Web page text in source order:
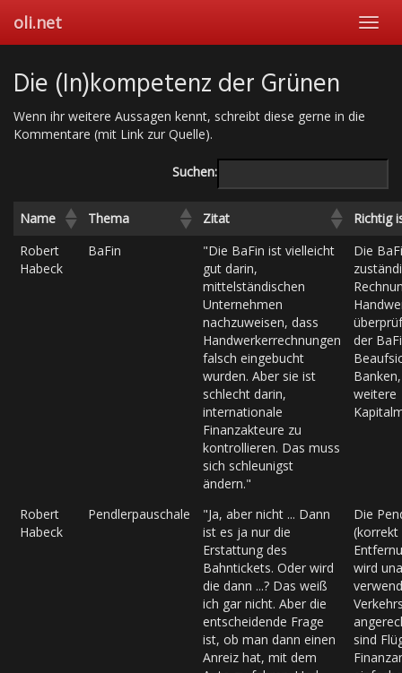
main
oli.net
Die (In)kompetenz der Grünen
Wenn ihr weitere Aussagen kennt, schreibt diese gerne in die
Kommentare (mit Link zur Quelle).
Suchen:
Name Thema Zitat
Richtig
Robert
Habeck
BaFin
"Die BaFin ist vielleicht
gut darin,
mittelständischen
Unternehmen
nachzuweisen, dass
Handwerkerrechnungen
falsch eingebucht
wurden. Aber sie ist
schlecht darin,
internationale
Finanzakteure zu
kontrollieren. Das muss
sich schleunigst
ändern."
Die
der
weitere
Robert
Habeck
Pendlerpauschale
"Ja, aber nicht ... Dann
ist es ja nur die
Erstattung des
Bahntickets. Oder wird
die dann ...? Das weiß
ich gar nicht. Aber die
entscheidende Frage
ist, ob man dann einen
Anreiz hat, mit dem
Die
(korrekt
wird
sind